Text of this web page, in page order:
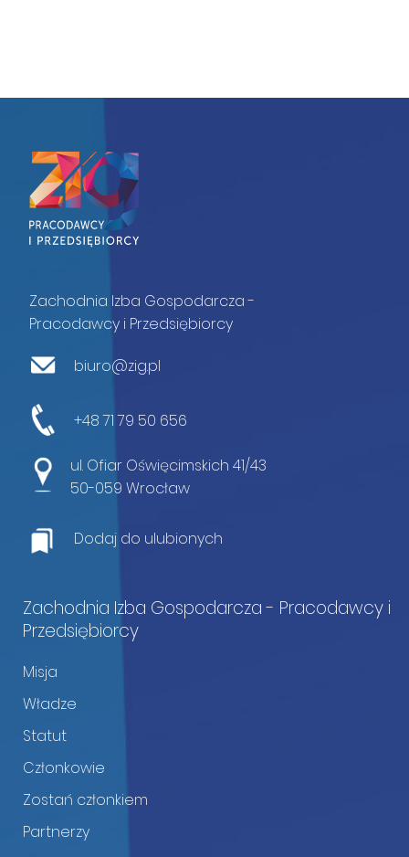
Zachodnia Izba Gospodarcza -
Pracodawcy i Przedsiębiorcy
biuro@zig.pl
+48 71 79 50 656
ul. Ofiar Oświęcimskich 41/43
50-059 Wrocław
Dodaj do ulubionych
Zachodnia Izba Gospodarcza - Pracodawcy i
Przedsiębiorcy
Misja
Władze
Statut
Członkowie
Zostań członkiem
Partnerzy